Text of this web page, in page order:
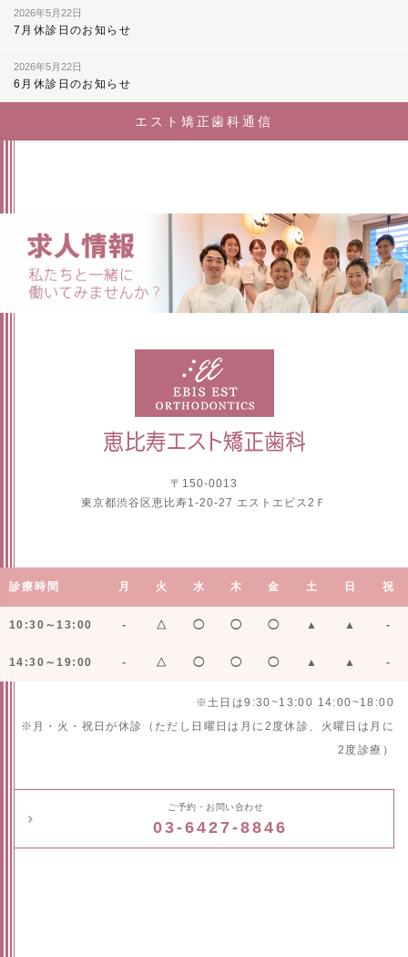
2026年5月22日
7月休診日のお知らせ
2026年5月22日
6月休診日のお知らせ
エスト矯正歯科通信
〒150-0013
東京都渋谷区恵比寿1-20-27 エストエビス2Ｆ
診療時間 月 火 水 木 金 土 日 祝
10:30～13:00 - △ ◯ ◯ ◯ ▲ ▲ -
14:30～19:00 - △ ◯ ◯ ◯ ▲ ▲ -
※土日は9:30~13:00 14:00~18:00
※月・火・祝日が休診（ただし日曜日は月に2度休診、火曜日は月に
2度診療）
ご予約・お問い合わせ
03-6427-8846